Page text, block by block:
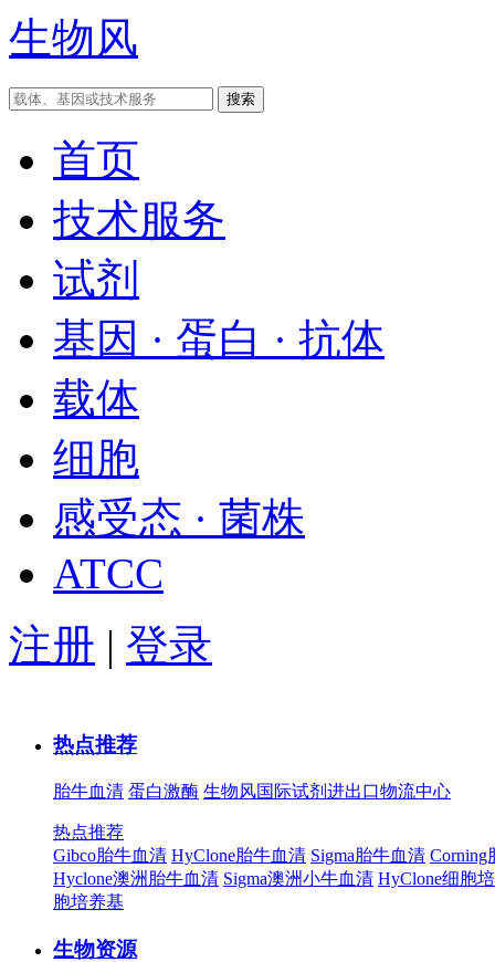
生物风
首页
技术服务
试剂
基因 · 蛋白 · 抗体
载体
细胞
感受态 · 菌株
ATCC
注册 | 登录
热点推荐
胎牛血清 蛋白激酶 生物风国际试剂进出口物流中心
热点推荐
Gibco胎牛血清 HyClone胎牛血清 Sigma胎牛血清 Corning
Hyclone澳洲胎牛血清 Sigma澳洲小牛血清 HyClone细胞
胞培养基
生物资源